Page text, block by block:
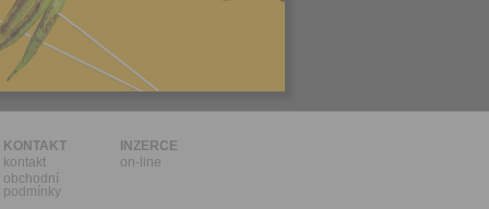
KONTAKT
kontakt
obchodní
podmínky
INZERCE
on-line
starší 16
s